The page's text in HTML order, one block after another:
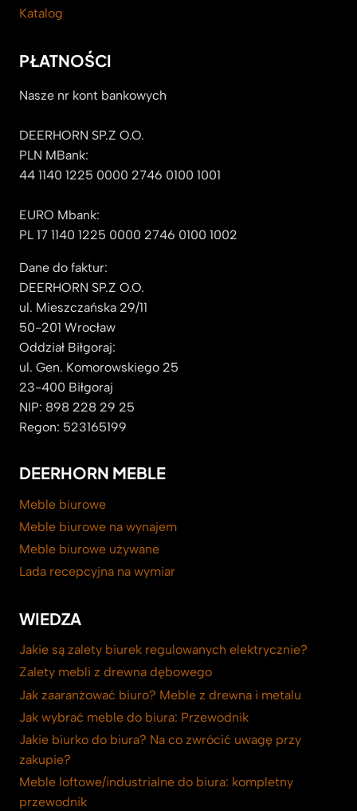
Katalog
PŁATNOŚCI
Nasze nr kont bankowych
DEERHORN SP.Z O.O.
PLN MBank:
44 1140 1225 0000 2746 0100 1001
EURO Mbank:
PL 17 1140 1225 0000 2746 0100 1002
Dane do faktur:
DEERHORN SP.Z O.O.
ul. Mieszczańska 29/11
50-201 Wrocław
Oddział Biłgoraj:
ul. Gen. Komorowskiego 25
23-400 Biłgoraj
NIP: 898 228 29 25
Regon: 523165199
DEERHORN MEBLE
Meble biurowe
Meble biurowe na wynajem
Meble biurowe używane
Lada recepcyjna na wymiar
WIEDZA
Jakie są zalety biurek regulowanych elektrycznie?
Zalety mebli z drewna dębowego
Jak zaaranżować biuro? Meble z drewna i metalu
Jak wybrać meble do biura: Przewodnik
Jakie biurko do biura? Na co zwrócić uwagę przy
zakupie?
Meble loftowe/industrialne do biura: kompletny
przewodnik